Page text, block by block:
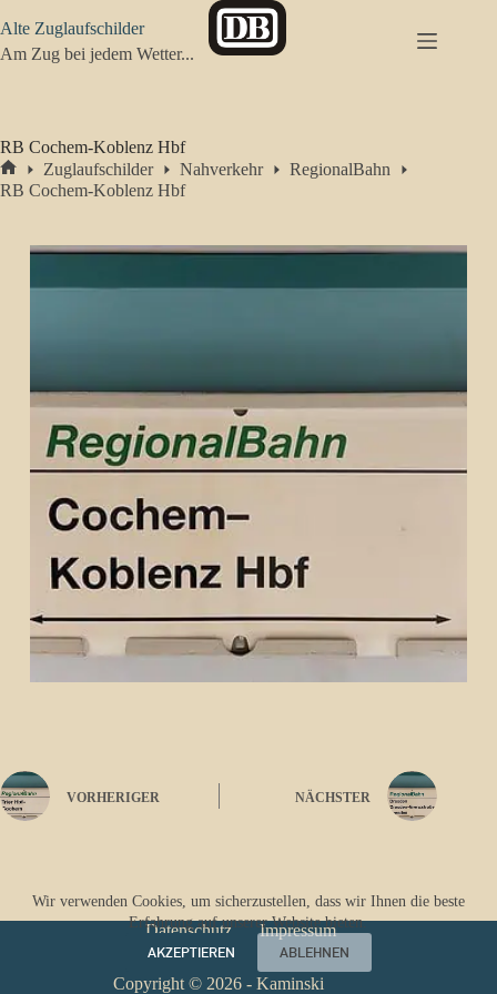
Inhalt
springen
Wir verwenden Cookies, um sicherzustellen, dass wir Ihnen die beste
Erfahrung auf unserer Website bieten.
AKZEPTIEREN
ABLEHNEN
Alte Zuglaufschilder
Am Zug bei jedem Wetter...
RB Cochem-Koblenz Hbf
Start
Zuglaufschilder Nahverkehr
RegionalBahn
RB Cochem-Koblenz Hbf
VORHERIGER NÄCHSTER
Datenschutz Impressum
Copyright © 2026 - Kaminski